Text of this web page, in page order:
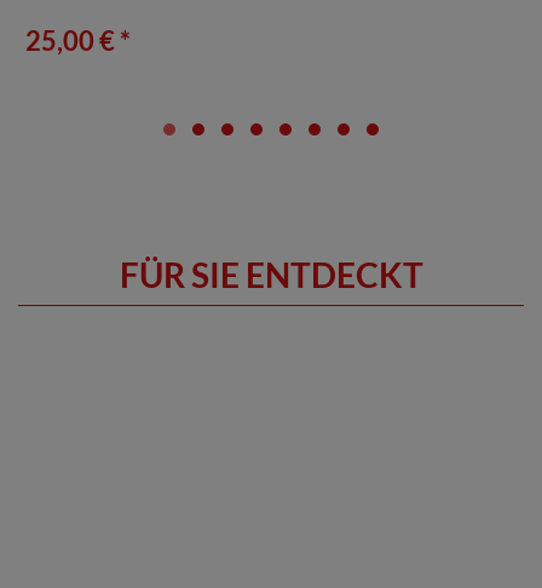
25,00 € *
FÜR SIE ENTDECKT